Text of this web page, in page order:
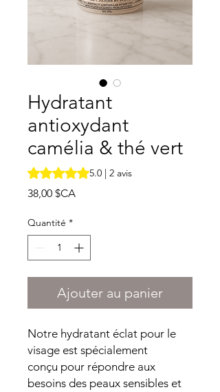
Hydratant
antioxydant
camélia & thé vert
La note est de 5.0 sur cinq étoiles selon
5.0 | 2 avis
38,00 $CAPrix
Quantité *
Ajouter au panier
Notre hydratant éclat pour le
visage est spécialement
conçu pour répondre aux
besoins des peaux sensibles et